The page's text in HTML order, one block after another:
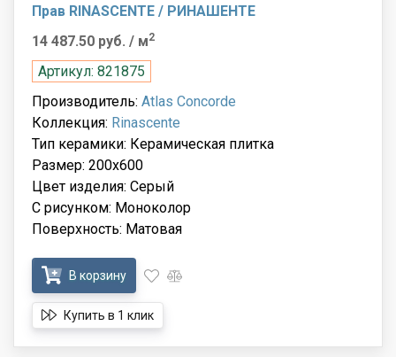
Прав RINASCENTE / РИНАШЕНТЕ
14 487.50 руб. / м2
Артикул: 821875
Производитель: Atlas Concorde
Коллекция: Rinascente
Тип керамики: Керамическая плитка
Размер: 200x600
Цвет изделия: Серый
С рисунком: Моноколор
Поверхность: Матовая
В корзину
Купить в 1 клик